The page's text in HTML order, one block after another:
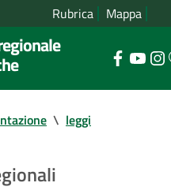
Rubrica Mappa
\ leggi